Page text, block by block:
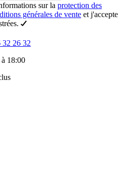
sur la protection des
générales de vente et j'accepte
32 26 32
18:00